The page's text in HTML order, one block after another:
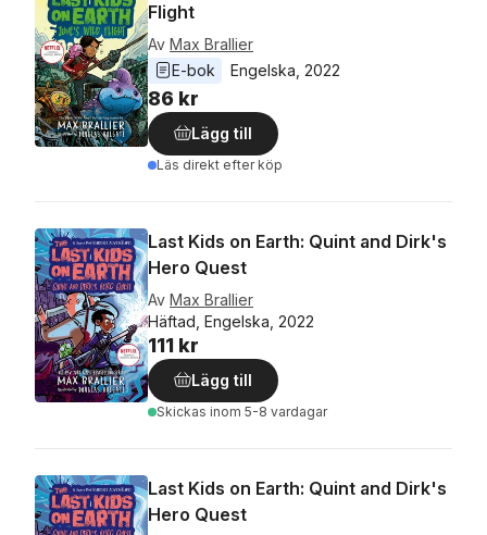
Flight
Av Max Brallier
E-bok
Engelska 2022
86 kr
Lägg till
Läs direkt efter köp
Last Kids on Earth: Quint and Dirk's
Hero Quest
Av Max Brallier
Häftad, Engelska, 2022
111 kr
Lägg till
Skickas inom 5-8 vardagar
Last Kids on Earth: Quint and Dirk's
Hero Quest